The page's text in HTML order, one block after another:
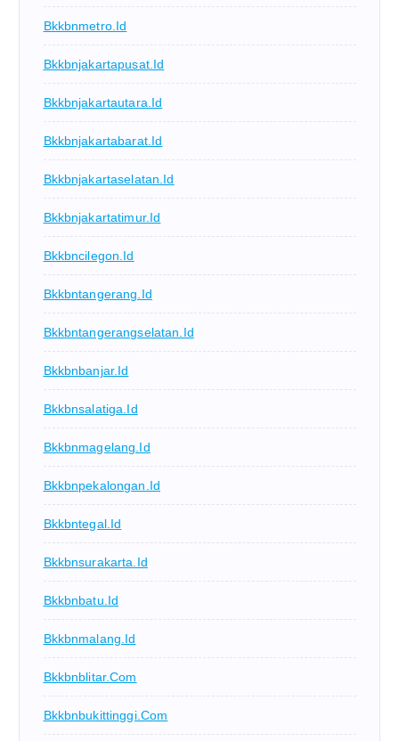
Bkkbnmetro.id
Bkkbnjakartapusat.id
Bkkbnjakartautara.id
Bkkbnjakartabarat.id
Bkkbnjakartaselatan.id
Bkkbnjakartatimur.id
Bkkbncilegon.id
Bkkbntangerang.id
Bkkbntangerangselatan.id
Bkkbnbanjar.id
Bkkbnsalatiga.id
Bkkbnmagelang.id
Bkkbnpekalongan.id
Bkkbntegal.id
Bkkbnsurakarta.id
Bkkbnbatu.id
Bkkbnmalang.id
Bkkbnblitar.com
Bkkbnbukittinggi.com